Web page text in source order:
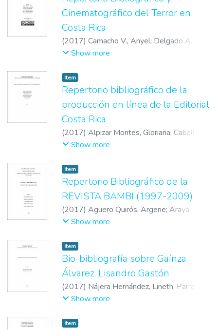
Cinematográfico del Terror en
Costa Rica
(2017) Camacho V., Anyel; Delgado A.,
Moisés;Lewis S., Ana M.
Show more
Item
Repertorio bibliográfico de la
producción en línea de la Editorial
Costa Rica
(2017) Alpizar Montes, Gloriana; Caballero
Valerín, Nathán
Mora Acuña, Verónica
Show more
Item
Repertorio Bibliográfico de la
REVISTA BAMBI (1997-2009)
(2017) Agüero Quirós, Argerie; Araya
Sánchez, Gloriana
Carlos
Show more
Item
Bio-bibliografía sobre Gaínza
Álvarez, Lisandro Gastón
(2017) Nájera Hernández, Lineth; Parra
Hernández, Orfilia
Show more
Item